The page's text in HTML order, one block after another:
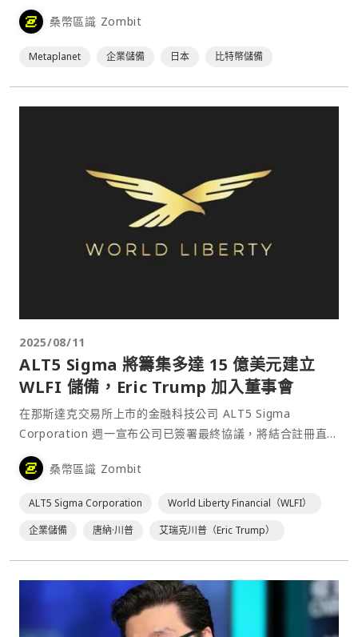
桑幣區識 Zombit
Metaplanet 企業儲備 日本 比特幣儲備
2025/08/11
ALT5 Sigma 將籌集多達 15 億美元建立
WLFI 儲備，Eric Trump 加入董事會
在那斯達克交易所上市的金融科技公司 ALT5 Sigma
Corporation 週一宣布公司已簽署最終協議，將結合註冊直
接發行與私募配售方式，按每股 7.50 美元的價格發行並銷售
最多 2 億股普通股（或等值的普通股替代證券），以啟動
桑幣區識 Zombit
ALT5 Sigma Corporation
World Liberty Financial（WLFI）
企業儲備
唐納·川普 艾瑞克川普（Eric Trump）